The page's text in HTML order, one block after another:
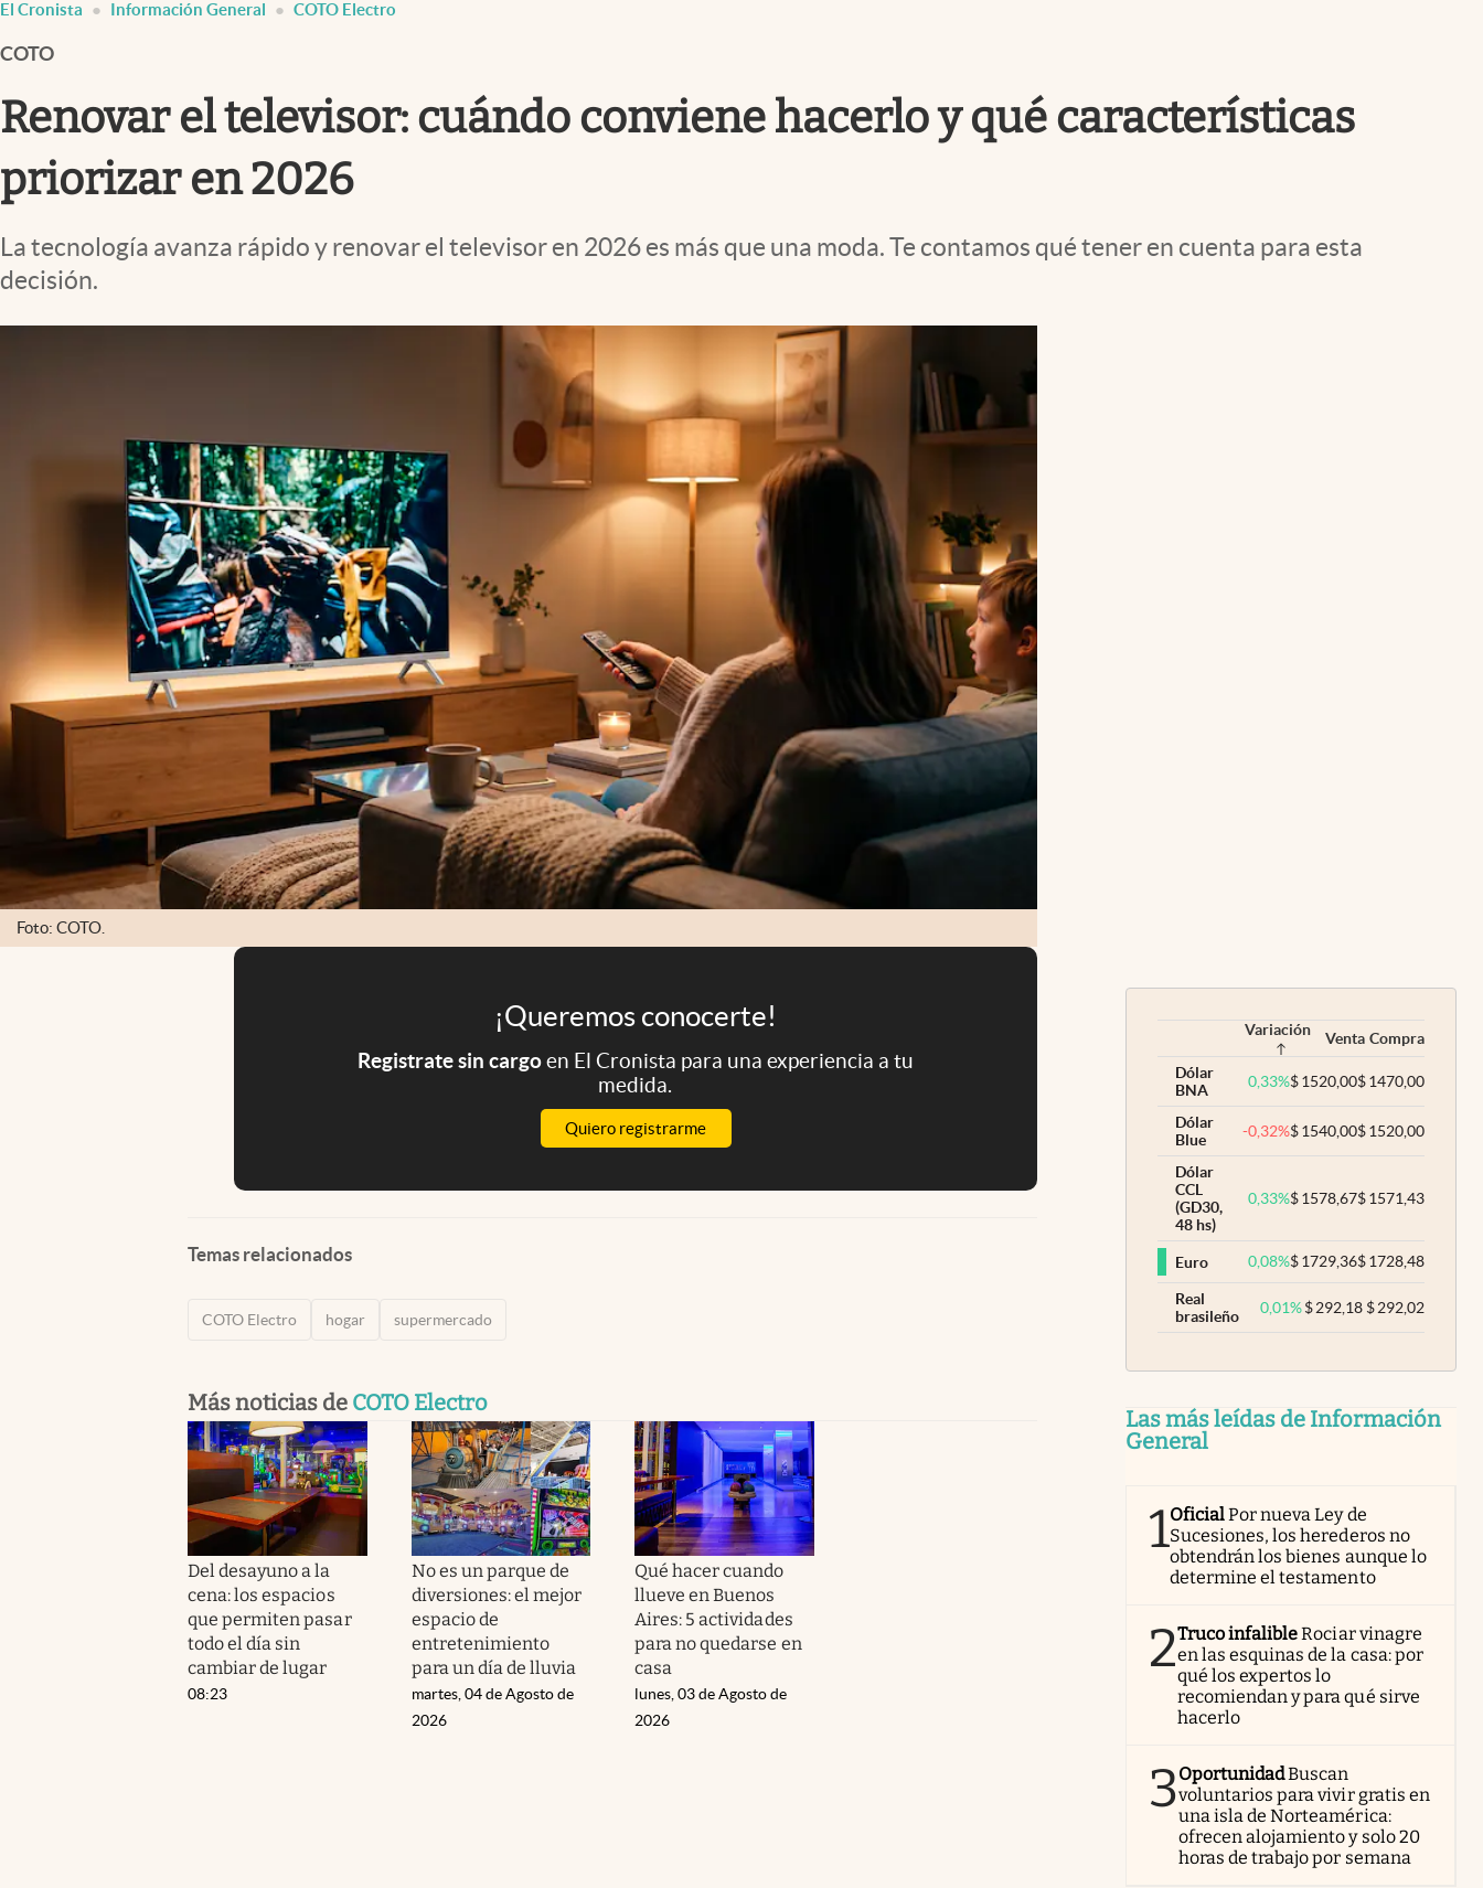
Infotechnology
Clase
Clima
Mundial 2026
Eventos Corporativos
El Cronista Información General COTO Electro
COTO
Renovar el televisor: cuándo conviene hacerlo y qué características
priorizar en 2026
La tecnología avanza rápido y renovar el televisor en 2026 es más que una moda. Te contamos qué tener en cuenta para esta
decisión.
Foto: COTO.
¡Queremos conocerte!
Registrate sin cargoen El Cronista para una experiencia a tu
medida.
Quiero registrarme
Temas relacionados
COTO Electro hogar supermercado
Más noticias de COTO Electro
Del desayuno a la
cena: los espacios
que permiten pasar
todo el día sin
cambiar de lugar
08:23
No es un parque de
diversiones: el mejor
espacio de
entretenimiento
para un día de lluvia
martes, 04 de Agosto de
2026
Qué hacer cuando
llueve en Buenos
Aires: 5 actividades
para no quedarse en
casa
lunes, 03 de Agosto de
2026
Variación Venta Compra
Dólar
BNA
0,33%$1520,00$1470,00
Dólar
Blue
-0,32%$1540,00$1520,00
Dólar
CCL
(GD30,
48 hs)
0,33%$1578,67$1571,43
Euro 0,08%$1729,36$1728,48
Real
brasileño
0,01% $292,18 $292,02
Las más leídas de Información
General
1OficialPor nueva Ley de
Sucesiones, los herederos no
obtendrán los bienes aunque lo
determine el testamento
2Truco infalibleRociar vinagre
en las esquinas de la casa: por
qué los expertos lo
recomiendan y para qué sirve
hacerlo
3OportunidadBuscan
voluntarios para vivir gratis en
una isla de Norteamérica:
ofrecen alojamiento y solo 20
horas de trabajo por semana